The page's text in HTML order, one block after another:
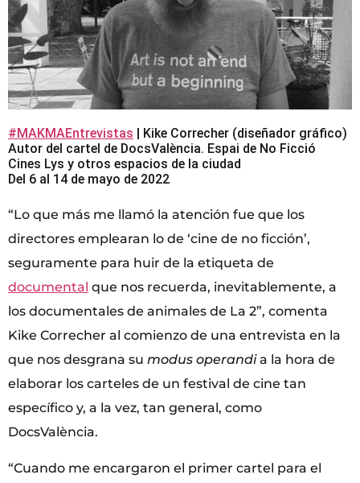
#MAKMAEntrevistas | Kike Correcher (diseñador gráfico)
Autor del cartel de DocsValència. Espai de No Ficció
Cines Lys y otros espacios de la ciudad
Del 6 al 14 de mayo de 2022
“Lo que más me llamó la atención fue que los
directores emplearan lo de ‘cine de no ficción’,
seguramente para huir de la etiqueta de
documental que nos recuerda, inevitablemente, a
los documentales de animales de La 2”, comenta
Kike Correcher al comienzo de una entrevista en la
que nos desgrana su modus operandia la hora de
elaborar los carteles de un festival de cine tan
específico y, a la vez, tan general, como
DocsValència.
“Cuando me encargaron el primer cartel para el